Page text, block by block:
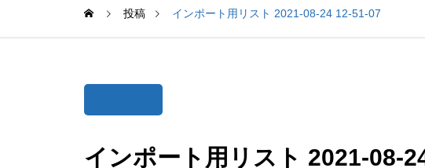
投稿 インポート用リスト 2021-08-24 12-51-07
インポート用リスト 2021-08-